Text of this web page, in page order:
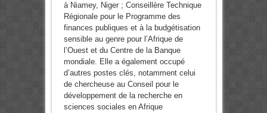
à Niamey, Niger ; Conseillère Technique
Régionale pour le Programme des
finances publiques et à la budgétisation
sensible au genre pour l’Afrique de
l’Ouest et du Centre de la Banque
mondiale. Elle a également occupé
d’autres postes clés, notamment celui
de chercheuse au Conseil pour le
développement de la recherche en
sciences sociales en Afrique